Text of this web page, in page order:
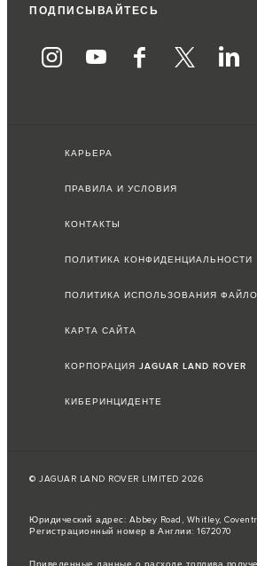
ПОДПИСЫВАЙТЕСЬ
КАРЬЕРА
ПРАВИЛА И УСЛОВИЯ
КОНТАКТЫ
ПОЛИТИКА КОНФИДЕНЦИАЛЬНОСТИ
ПОЛИТИКА ИСПОЛЬЗОВАНИЯ
КАРТА САЙТА
КОРПОРАЦИЯ JAGUAR LAND ROVER
КИБЕРИНЦИДЕНТЕ
© JAGUAR LAND ROVER LIMITED 2026
Юридический адрес: Abbey Road, Whitley,
Регистрационный номер в Англии: 1672070